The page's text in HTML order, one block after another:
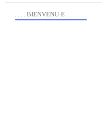
. . . . BIENVENU·E . . . .